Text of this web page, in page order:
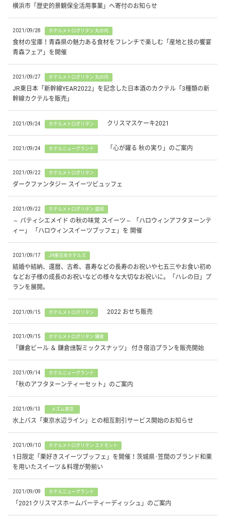
横浜市「歴史的景観保全活用事業」へ寄付のお知らせ
2021/09/28 ホテルメトロポリタン 丸の内
食材の宝庫！青森県の魅力ある食材をフレンチで楽しむ「産地と技の饗宴
青森フェア」を開催
2021/09/27 ホテルメトロポリタン 丸の内
JR東日本「新幹線YEAR2022」を記念した日本酒のカクテル「3種類の新
幹線カクテルを販売」
2021/09/24 ホテルメトロポリタン クリスマスケーキ2021
2021/09/24 ホテルニューグランド 「心が躍る 秋の実り」のご案内
2021/09/22 ホテルメトロポリタン
ダークファンタジー スイーツビュッフェ
2021/09/22 ホテルメトロポリタン 盛岡
～ パティシエメイド の秋の味覚 スイーツ～ 「ハロウィンアフタヌーンテ
ィー」 「ハロウィンスイーツブッフェ」を 開催
2021/09/17 JR東日本ホテルズ
結婚や結納、還暦、古希、喜寿などの長寿のお祝いや七五三やお食い初め
などお子様の成長のお祝いなどの様々な大切なお祝いに。「ハレの日」プ
ランを展開。
2021/09/15 ホテルメトロポリタン 2022 おせち販売
2021/09/15 ホテルメトロポリタン 鎌倉
「鎌倉ビール ＆ 鎌倉燻製ミックスナッツ」 付き宿泊プランを販売開始
2021/09/14 ホテルニューグランド
「秋のアフタヌーンティーセット」のご案内
2021/09/13 メズム東京
水上バス「東京水辺ライン」との相互割引サービス開始のお知らせ
2021/09/10 ホテルメトロポリタン エドモント
1日限定「栗好きスイーツブッフェ」を開催！茨城県･笠間のブランド和栗
を用いたスイーツ＆料理が勢揃い
2021/09/09 ホテルニューグランド
「2021クリスマスホームパーティーディッシュ」のご案内